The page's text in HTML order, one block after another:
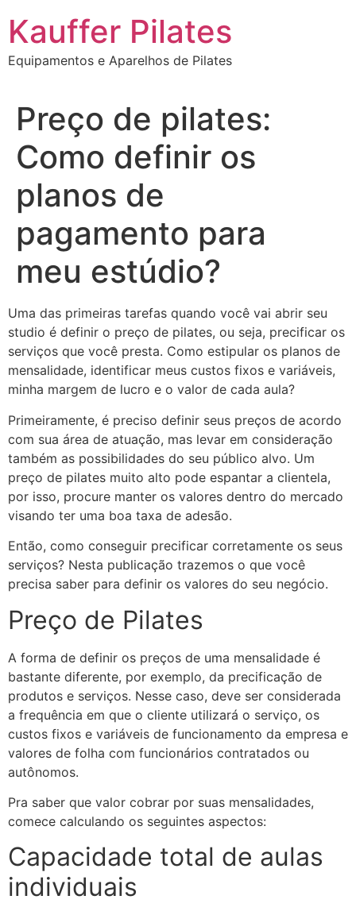
para
conteúdo
Kauffer Pilates
Equipamentos e Aparelhos de Pilates
Preço de pilates:
Como definir os
planos de
pagamento para
meu estúdio?
Uma das primeiras tarefas quando você vai abrir seu
studio é definir o preço de pilates, ou seja, precificar os
serviços que você presta. Como estipular os planos de
mensalidade, identificar meus custos fixos e variáveis,
minha margem de lucro e o valor de cada aula?
Primeiramente, é preciso definir seus preços de acordo
com sua área de atuação, mas levar em consideração
também as possibilidades do seu público alvo. Um
preço de pilates muito alto pode espantar a clientela,
por isso, procure manter os valores dentro do mercado
visando ter uma boa taxa de adesão.
Então, como conseguir precificar corretamente os seus
serviços? Nesta publicação trazemos o que você
precisa saber para definir os valores do seu negócio.
Preço de Pilates
A forma de definir os preços de uma mensalidade é
bastante diferente, por exemplo, da precificação de
produtos e serviços. Nesse caso, deve ser considerada
a frequência em que o cliente utilizará o serviço, os
custos fixos e variáveis de funcionamento da empresa e
valores de folha com funcionários contratados ou
autônomos.
Pra saber que valor cobrar por suas mensalidades,
comece calculando os seguintes aspectos:
Capacidade total de aulas
individuais